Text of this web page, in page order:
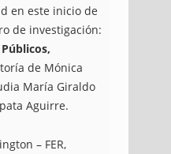
en este inicio de
de investigación:
de Mónica
María Giraldo
Aguirre.
– FER,